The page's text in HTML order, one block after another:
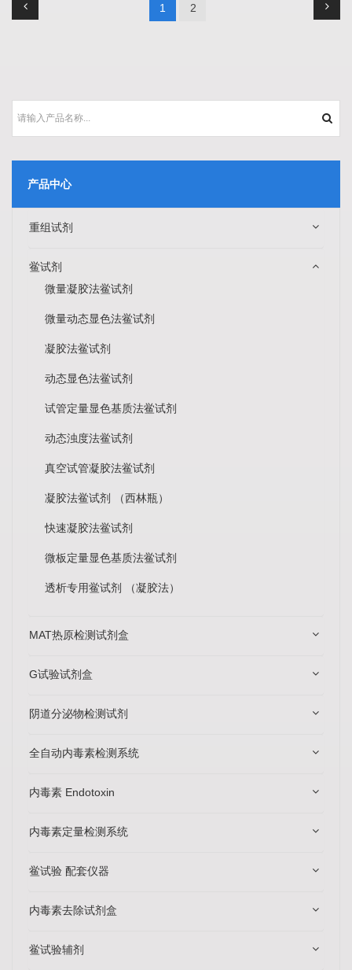
1 2
产品中心
重组试剂
鲎试剂
微量凝胶法鲎试剂
微量动态显色法鲎试剂
凝胶法鲎试剂
动态显色法鲎试剂
试管定量显色基质法鲎试剂
动态浊度法鲎试剂
真空试管凝胶法鲎试剂
凝胶法鲎试剂 （西林瓶）
快速凝胶法鲎试剂
微板定量显色基质法鲎试剂
透析专用鲎试剂 （凝胶法）
MAT热原检测试剂盒
G试验试剂盒
阴道分泌物检测试剂
全自动内毒素检测系统
内毒素 Endotoxin
内毒素定量检测系统
鲎试验 配套仪器
内毒素去除试剂盒
鲎试验辅剂